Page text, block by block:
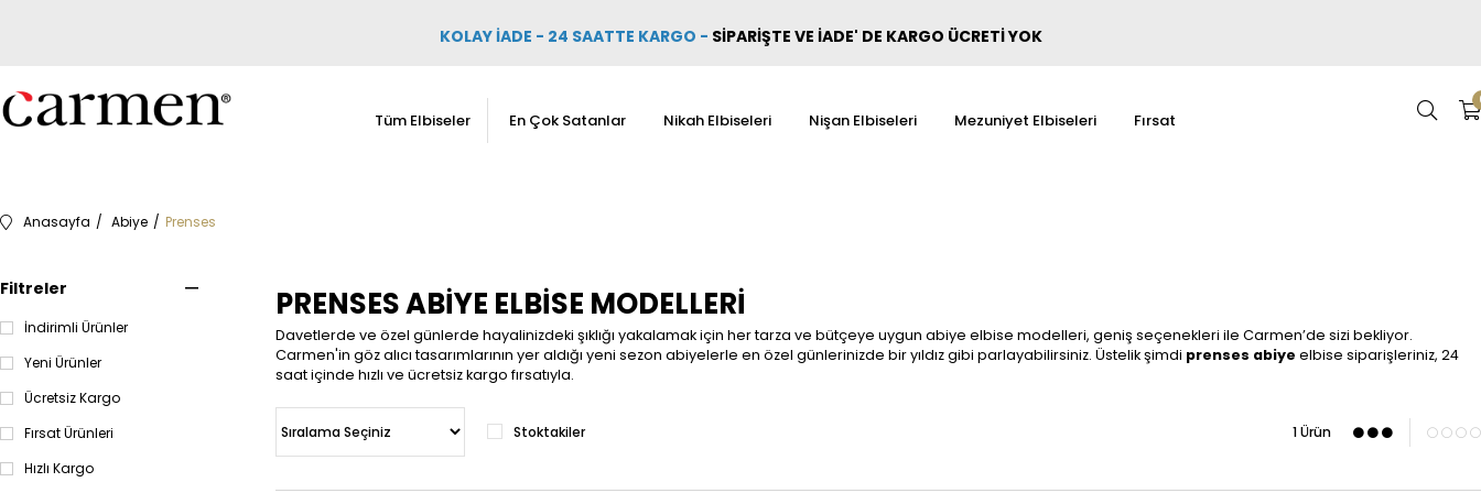
KOLAY İADE - 24 SAATTE KARGO - SİPARİŞTE VE İADE' DE KARGO ÜCRETİ YOK
Tüm Elbiseler En Çok Satanlar Nikah Elbiseleri Nişan Elbiseleri Mezuniyet Elbiseleri Fırsat
Anasayfa Abiye Prenses
Filtreler
İndirimli Ürünler
Yeni Ürünler
Ücretsiz Kargo
Fırsat Ürünleri
Hızlı Kargo
PRENSES ABIYE ELBISE MODELLERI
Davetlerde ve özel günlerde hayalinizdeki şıklığı yakalamak için her tarza ve bütçeye uygun abiye elbise modelleri, geniş seçenekleri ile Carmen’de sizi bekliyor.
Carmen'in göz alıcı tasarımlarının yer aldığı yeni sezon abiyelerle en özel günlerinizde bir yıldız gibi parlayabilirsiniz. Üstelik şimdi prenses abiye elbise siparişleriniz, 24
saat içinde hızlı ve ücretsiz kargo fırsatıyla.
Stoktakiler 1 Ürün